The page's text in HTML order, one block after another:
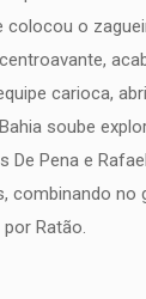
colocou o
carioca,
soube
De Pena e
combinando no
Ratão.